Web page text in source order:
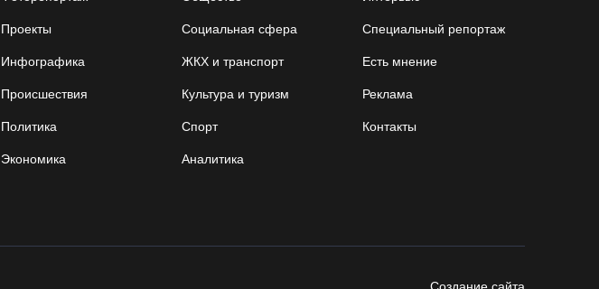
Проекты
Инфографика
Происшествия
Политика
Экономика
Социальная сфера
ЖКХ и транспорт
Культура и туризм
Спорт
Аналитика
Специальный репортаж
Есть мнение
Реклама
Контакты